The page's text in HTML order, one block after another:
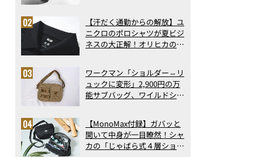
ト3】（2026年6月版）
【汗だく通勤からの解放】ユ
ニクロのポロシャツが夏ビジ
ネスの大正解！オリヒカの透
アの実力
ワークマン「ショルダー⇔リ
ュックに変形」2,900円の万
能サブバッグ、ワイルドシン
記事ランキングベスト3】
（2026年6月版）
【MonoMax付録】ガバッと
開いて中身が一目瞭然！シャ
カの「じゃばら式４層ショル